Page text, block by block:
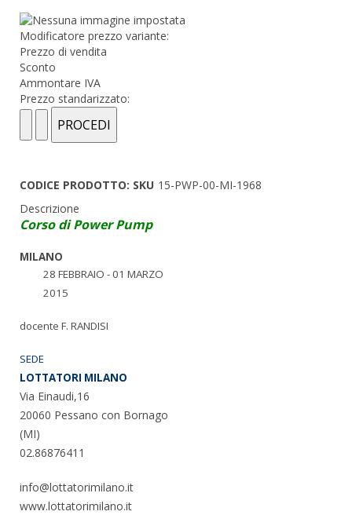
Modificatore prezzo variante:
Prezzo di vendita
Sconto
Ammontare IVA
Prezzo standarizzato:
CODICE PRODOTTO: SKU 15-PWP-00-MI-1968
Descrizione
Corso di Power Pump
MILANO
28 FEBBRAIO - 01 MARZO
2015
docente F. RANDISI
SEDE
LOTTATORI MILANO
Via Einaudi,16
20060 Pessano con Bornago
(MI)
02.86876411
info@lottatorimilano.it
www.lottatorimilano.it